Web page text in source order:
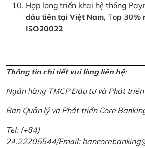
Hợp long triển khai hệ thống
đầu tiên tại Việt Nam, Top 30%
ISO20022
Thông tin chi tiết vui lòng liên hệ:
Ngân hàng TMCP Đầu tư và Phát
Ban Quản lý và Phát triển Core
Tel: (+84)
24.22205544/Email: